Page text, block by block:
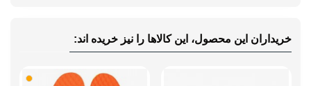
خریداران این محصول، این کالاها را نیز خریده اند: